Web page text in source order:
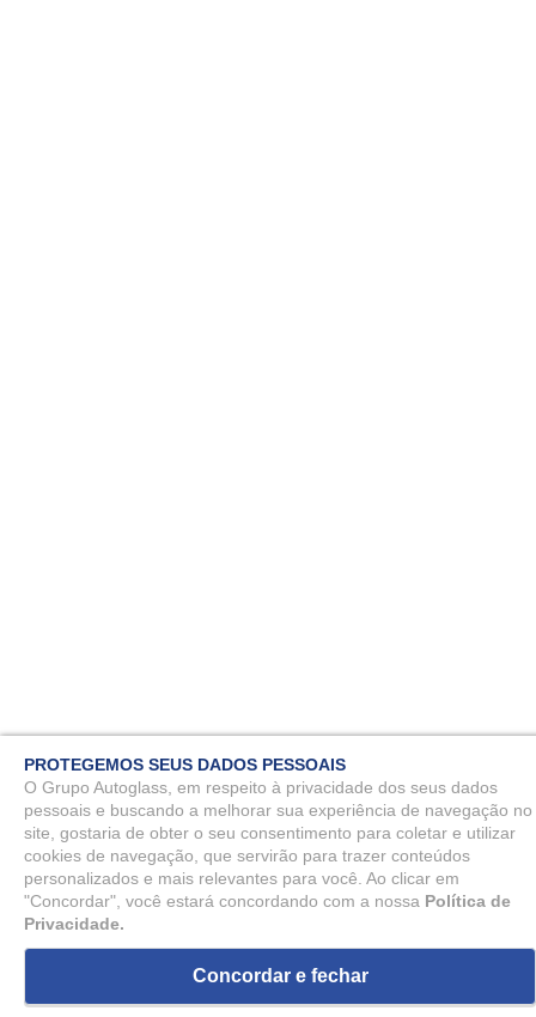
R$ 330,44
PROTEGEMOS SEUS DADOS PESSOAIS
O Grupo Autoglass, em respeito à privacidade dos seus dados
pessoais e buscando a melhorar sua experiência de navegação no
site, gostaria de obter o seu consentimento para coletar e utilizar
cookies de navegação, que servirão para trazer conteúdos
personalizados e mais relevantes para você. Ao clicar em
"Concordar", você estará concordando com a nossa Política de
Privacidade.
Concordar e fechar